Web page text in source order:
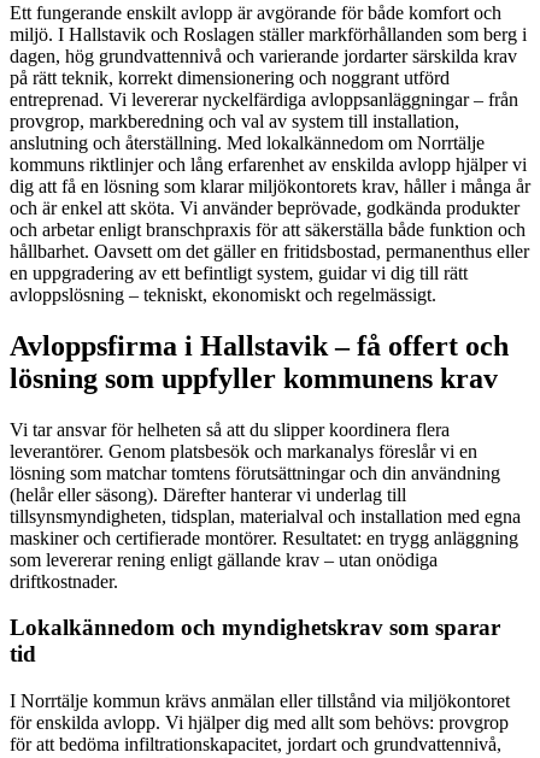
Ett fungerande enskilt avlopp är avgörande för både komfort och
miljö. I Hallstavik och Roslagen ställer markförhållanden som berg i
dagen, hög grundvattennivå och varierande jordarter särskilda krav
på rätt teknik, korrekt dimensionering och noggrant utförd
entreprenad. Vi levererar nyckelfärdiga avloppsanläggningar – från
provgrop, markberedning och val av system till installation,
anslutning och återställning. Med lokalkännedom om Norrtälje
kommuns riktlinjer och lång erfarenhet av enskilda avlopp hjälper vi
dig att få en lösning som klarar miljökontorets krav, håller i många år
och är enkel att sköta. Vi använder beprövade, godkända produkter
och arbetar enligt branschpraxis för att säkerställa både funktion och
hållbarhet. Oavsett om det gäller en fritidsbostad, permanenthus eller
en uppgradering av ett befintligt system, guidar vi dig till rätt
avloppslösning – tekniskt, ekonomiskt och regelmässigt.
Avloppsfirma i Hallstavik – få offert och
lösning som uppfyller kommunens krav
Vi tar ansvar för helheten så att du slipper koordinera flera
leverantörer. Genom platsbesök och markanalys föreslår vi en
lösning som matchar tomtens förutsättningar och din användning
(helår eller säsong). Därefter hanterar vi underlag till
tillsynsmyndigheten, tidsplan, materialval och installation med egna
maskiner och certifierade montörer. Resultatet: en trygg anläggning
som levererar rening enligt gällande krav – utan onödiga
driftkostnader.
Lokalkännedom och myndighetskrav som sparar
tid
I Norrtälje kommun krävs anmälan eller tillstånd via miljökontoret
för enskilda avlopp. Vi hjälper dig med allt som behövs: provgrop
för att bedöma infiltrationskapacitet, jordart och grundvattennivå,